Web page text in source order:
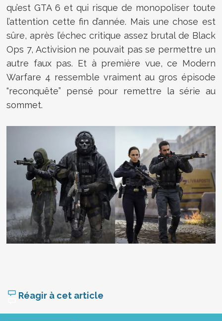
qu’est GTA 6 et qui risque de monopoliser toute
l’attention cette fin d’année. Mais une chose est
sûre, après l’échec critique assez brutal de Black
Ops 7, Activision ne pouvait pas se permettre un
autre faux pas. Et à première vue, ce Modern
Warfare 4 ressemble vraiment au gros épisode
“reconquête” pensé pour remettre la série au
sommet.
Réagir à cet article